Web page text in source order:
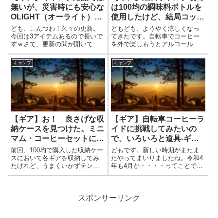
無いが、災害時にも安心な
OLIGHT（オーライト）社
製のライト、Olight Baton
3 Premium Editionと
Swivel COB 作業灯（イエ
ロー）を購入した！
ども、こんつわ！久々の更新。
今回は3アイテムあるので長いで
すｗさて、更新の間が開いてし
まったのは、ちと諸事情で病気
が２つ？重なってウーウーと唸
っていたからｗんで、ほんと
は、アルコールストーブの燃焼
実験の結果を書きたかったケ
ド、新しいアイテム...
は100均の調味料ボトルを
使用したけど、結局コッチ
を2種購入。沼ってキタで
す。
どもども、ようやく涼しくなっ
てきたです。自転車でコーヒー
を外で楽しもうとアルコールス
トーブを買い集めてきました
が、前回、YouTubeで観た100均
のボトルを購入したんですけ
ど・・・あんま使い心地が良く
なかったｗ やっぱ初心者には
向かないな...
キャンプ
【ギア】お！ 良さげな収
納ケースを見つけた。ミニ
マム・コーヒーセットに出
来そうか？
前回、100均で購入した収納ケー
スにおいて各ギアを収納してみ
たけれど、うまくいかずテンシ
ョンダダ下がりでしたけど、も
エ。グリーン、グリーーン！ん
キャンプ
【ギア】自転車コーヒーラ
イドに挑戦してみたいの
で、いろいろと道具-ギア-
を検討、購入してみまし
た。
どもです。新しい時期がまたま
たやってまいりましたね。令和4
年も4月か・・・・ってことで、
自分も新しいことに挑戦って意
みたく道具関連を検討および購
スポンサーリンク